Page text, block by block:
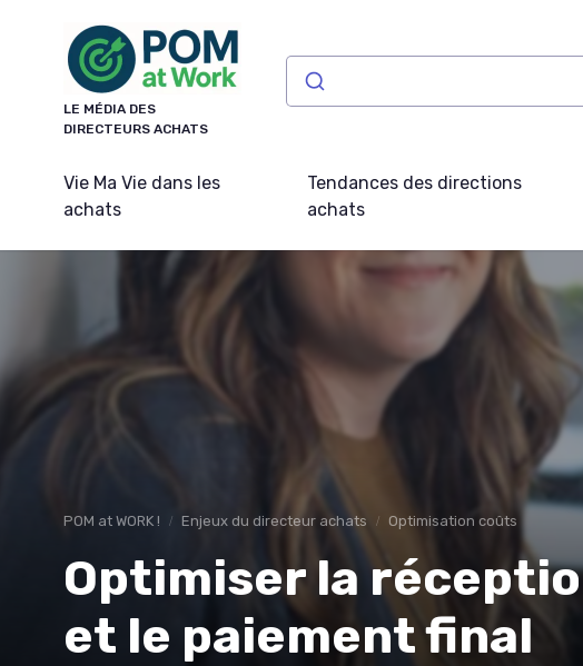
LE MÉDIA DES
DIRECTEURS ACHATS
Vie Ma Vie dans les
achats
Tendances des directions
achats
POM at WORK ! Enjeux du directeur achats Optimisation coûts
Optimiser la
et le paiement final